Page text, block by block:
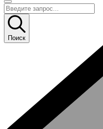
Поиск